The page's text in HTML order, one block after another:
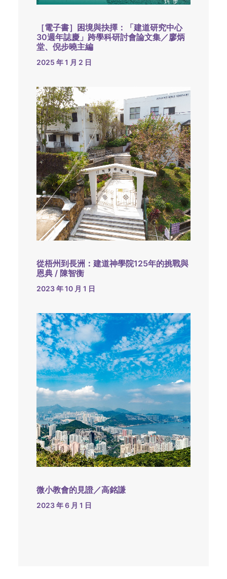
［電子書］困境與抉擇：「建道研究中心
30週年誌慶」跨學科研討會論文集／廖炳
堂、倪步曉主編
2025 年 1 月 2 日
從梧州到長洲：建道神學院125年的挑戰與
恩典 / 陳智衡
2023 年 10 月 1 日
微小教會的見證／高銘謙
2023 年 6 月 1 日